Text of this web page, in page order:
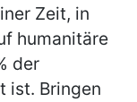
Zeit, in
humanitäre
der
ist. Bringen